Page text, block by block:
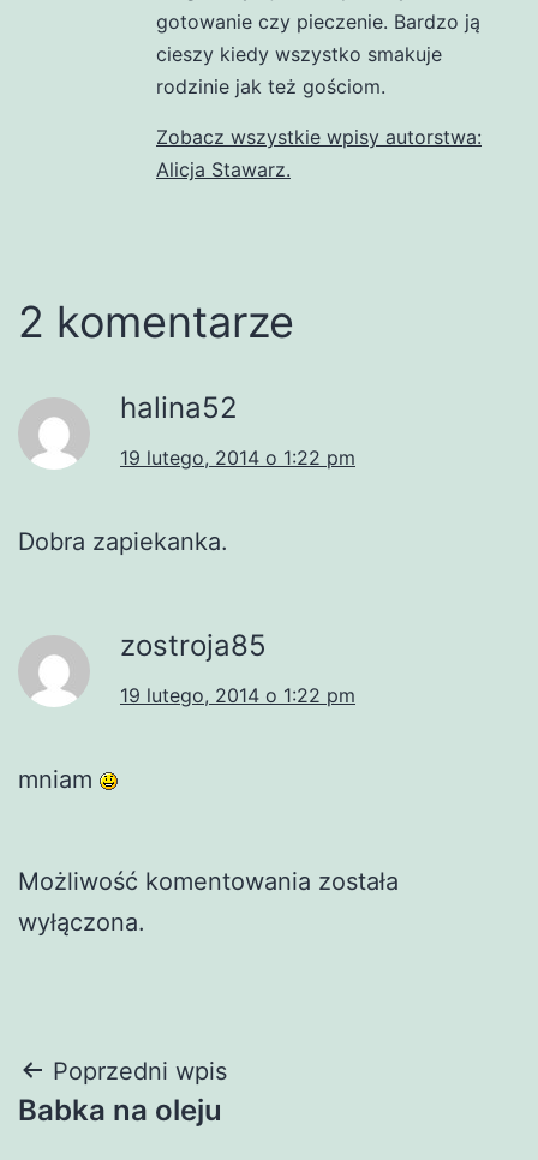
gotowanie czy pieczenie. Bardzo ją
cieszy kiedy wszystko smakuje
rodzinie jak też gościom.
Zobacz wszystkie wpisy autorstwa:
Alicja Stawarz.
2 komentarze
halina52
19 lutego, 2014 o 1:22 pm
Dobra zapiekanka.
zostroja85
19 lutego, 2014 o 1:22 pm
mniam
Możliwość komentowania została
wyłączona.
Nawigacja
wpisu
Poprzedni wpis
Babka na oleju